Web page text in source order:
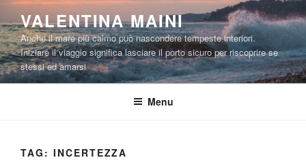
Salta
al
contenuto
VALENTINA MAINI
Anche il mare più calmo può nascondere tempeste interiori.
Iniziare il viaggio significa lasciare il porto sicuro per riscoprire se
stessi ed amarsi
Menu
TAG: INCERTEZZA